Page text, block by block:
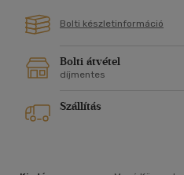
Bolti készletinformáció
Bolti átvétel
díjmentes
Szállítás